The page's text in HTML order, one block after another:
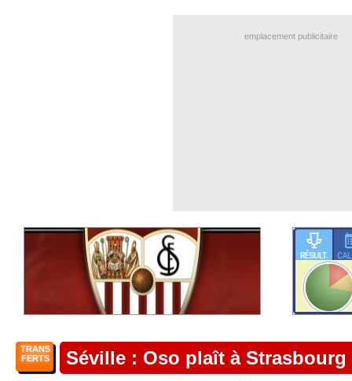
emplacement publicitaire
TRANS
FERTS
Séville : Oso plaît à Strasbourg